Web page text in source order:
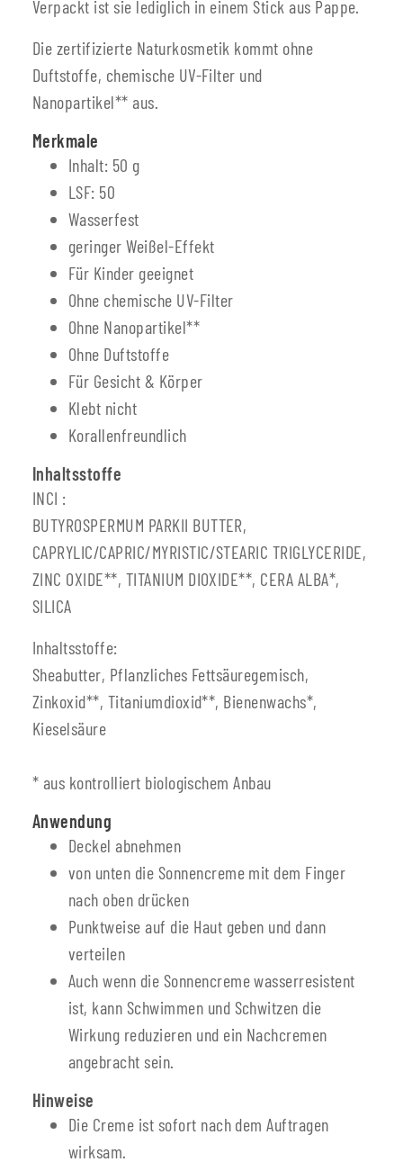
Verpackt ist sie lediglich in einem Stick aus Pappe.
Die zertifizierte Naturkosmetik kommt ohne
Duftstoffe, chemische UV-Filter und
Nanopartikel** aus.
Merkmale
Inhalt: 50 g
LSF: 50
Wasserfest
geringer Weißel-Effekt
Für Kinder geeignet
Ohne chemische UV-Filter
Ohne Nanopartikel**
Ohne Duftstoffe
Für Gesicht & Körper
Klebt nicht
Korallenfreundlich
Inhaltsstoffe
INCI :
BUTYROSPERMUM PARKII BUTTER,
CAPRYLIC/CAPRIC/MYRISTIC/STEARIC TRIGLYCERIDE,
ZINC OXIDE**, TITANIUM DIOXIDE**, CERA ALBA*,
SILICA
Inhaltsstoffe:
Sheabutter, Pflanzliches Fettsäuregemisch,
Zinkoxid**, Titaniumdioxid**, Bienenwachs*,
Kieselsäure
* aus kontrolliert biologischem Anbau
Anwendung
Deckel abnehmen
von unten die Sonnencreme mit dem Finger
nach oben drücken
Punktweise auf die Haut geben und dann
verteilen
Auch wenn die Sonnencreme wasserresistent
ist, kann Schwimmen und Schwitzen die
Wirkung reduzieren und ein Nachcremen
angebracht sein.
Hinweise
Die Creme ist sofort nach dem Auftragen
wirksam.